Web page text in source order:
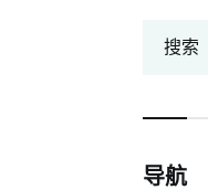
搜索
导航